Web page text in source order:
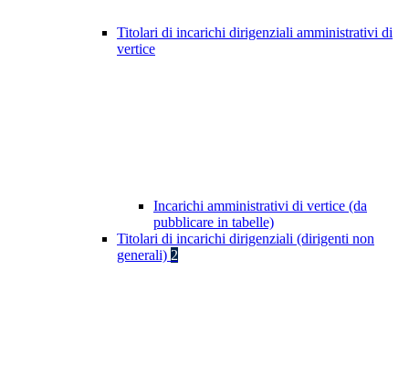
Titolari di incarichi dirigenziali amministrativi di
vertice
Incarichi amministrativi di vertice (da
pubblicare in tabelle)
Titolari di incarichi dirigenziali (dirigenti non
generali) 2